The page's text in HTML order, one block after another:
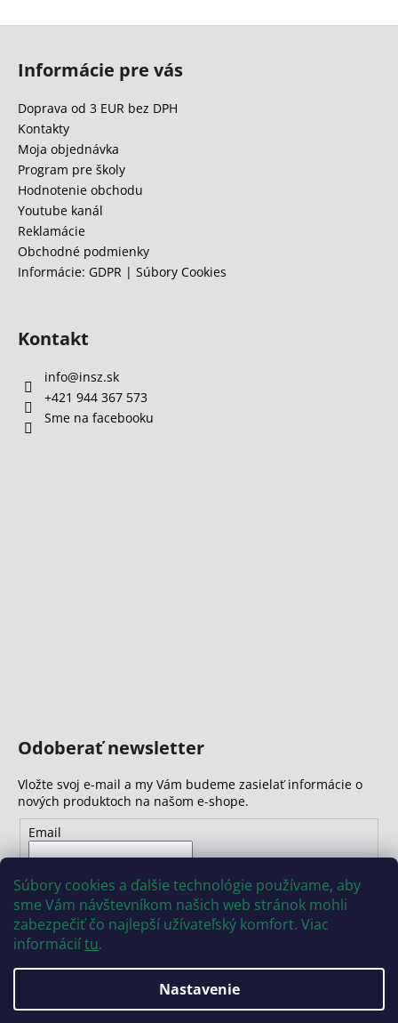
Súbory cookies a ďalšie technológie používame, aby
sme Vám návštevníkom našich web stránok mohli
zabezpečiť čo najlepší užívateľský komfort. Viac
informáciítu.
Nastavenie
a
s
Informácie pre vás
Doprava od 3 EUR bez DPH
Kontakty
Moja objednávka
Program pre školy
Hodnotenie obchodu
Youtube kanál
Reklamácie
Obchodné podmienky
Informácie: GDPR | Súbory Cookies
Kontakt
info@insz.sk
+421 944 367 573
Sme na facebooku
Odoberať newsletter
Vložte svoj e-mail a my Vám budeme zasielať informácie o
nových produktoch na našom e-shope.
Email
osobných údajov
PRIHLÁSIŤ SA